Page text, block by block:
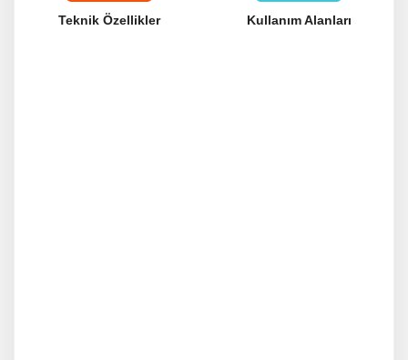
Teknik Özellikler Kullanım Alanları